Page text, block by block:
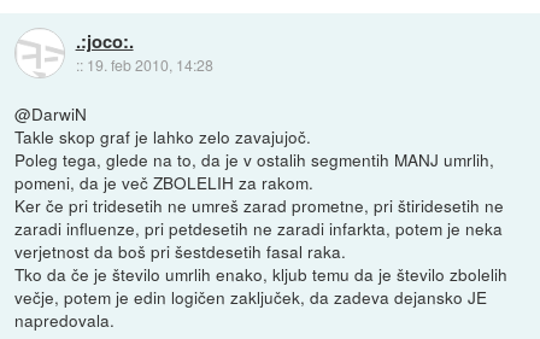
.:joco:.
:: 19. feb 2010, 14:28
@DarwiN
Takle skop graf je lahko zelo zavajujoč.
Poleg tega, glede na to, da je v ostalih segmentih MANJ umrlih,
pomeni, da je več ZBOLELIH za rakom.
Ker če pri tridesetih ne umreš zarad prometne, pri štiridesetih ne
zaradi influenze, pri petdesetih ne zaradi infarkta, potem je neka
verjetnost da boš pri šestdesetih fasal raka.
Tko da če je število umrlih enako, kljub temu da je število zbolelih
večje, potem je edin logičen zaključek, da zadeva dejansko JE
napredovala.